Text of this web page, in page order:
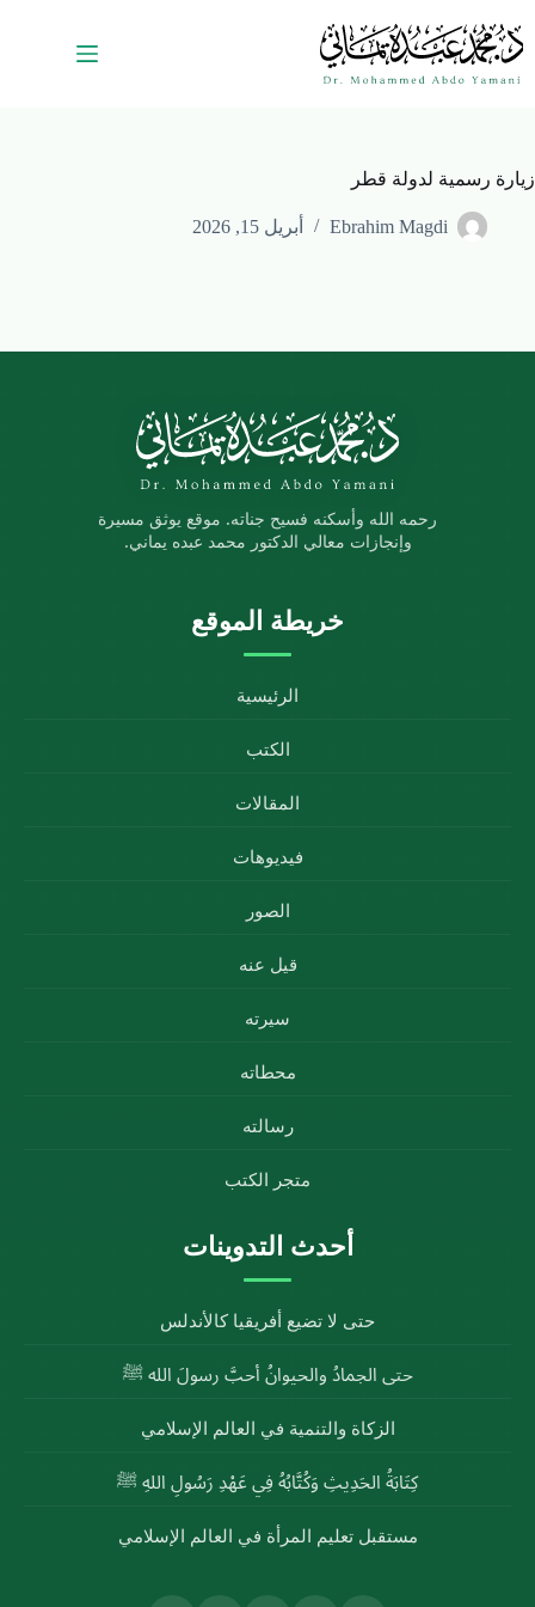
زيارة رسمية لدولة قطر
Ebrahim Magdi أبريل 15, 2026
رحمه الله وأسكنه فسيح جناته. موقع يوثق مسيرة
وإنجازات معالي الدكتور محمد عبده يماني.
خريطة الموقع
الرئيسية
الكتب
المقالات
فيديوهات
الصور
قيل عنه
سيرته
محطاته
رسالته
متجر الكتب
أحدث التدوينات
حتى لا تضيع أفريقيا كالأندلس
حتى الجمادُ والحيوانُ أحبَّ رسولَ الله ﷺ
الزكاة والتنمية في العالم الإسلامي
كِتَابَةُ الحَدِيثِ وَكُتَّابُهُ فِي عَهْدِ رَسُولِ اللهِ ﷺ
مستقبل تعليم المرأة في العالم الإسلامي